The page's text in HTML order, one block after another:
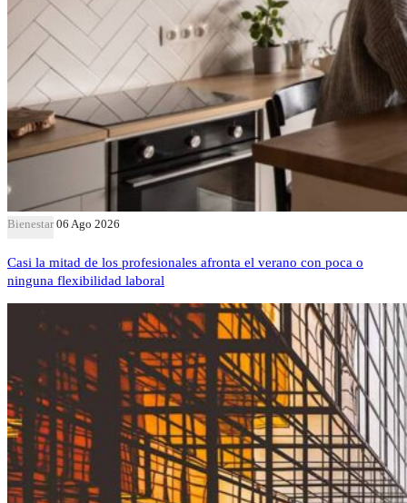
Bienestar 06 Ago 2026
Casi la mitad de los profesionales afronta el verano con poca o
ninguna flexibilidad laboral